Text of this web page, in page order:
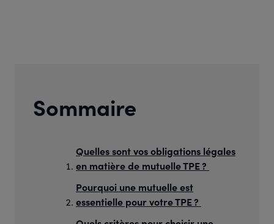
Sommaire
Quelles sont vos obligations légales
en matière de mutuelle TPE ?
Pourquoi une mutuelle est
essentielle pour votre TPE ?